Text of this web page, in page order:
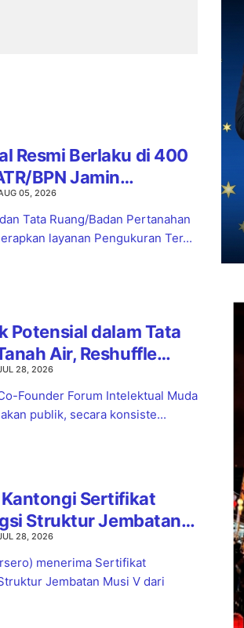
Resmi Berlaku di 400
BPN Jamin
7 Hari
05, 2026
Tata Ruang/Badan Pertanahan
layanan Pengukuran Ter...
Potensial dalam Tata
Air, Reshuffle
Strategis
28, 2026
Founder Forum Intelektual Muda
publik, secara konsiste...
Kantongi Sertifikat
Struktur Jembatan
28, 2026
menerima Sertifikat
Jembatan Musi V dari